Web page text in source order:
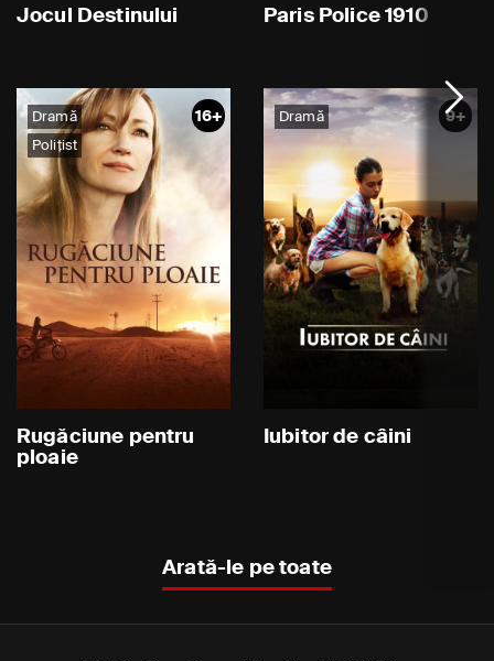
Jocul Destinului Paris Police 1910
Dramă
Polițist
16+
Rugăciune pentru
ploaie
Dramă 9+
Iubitor de câini
Arată-le pe toate